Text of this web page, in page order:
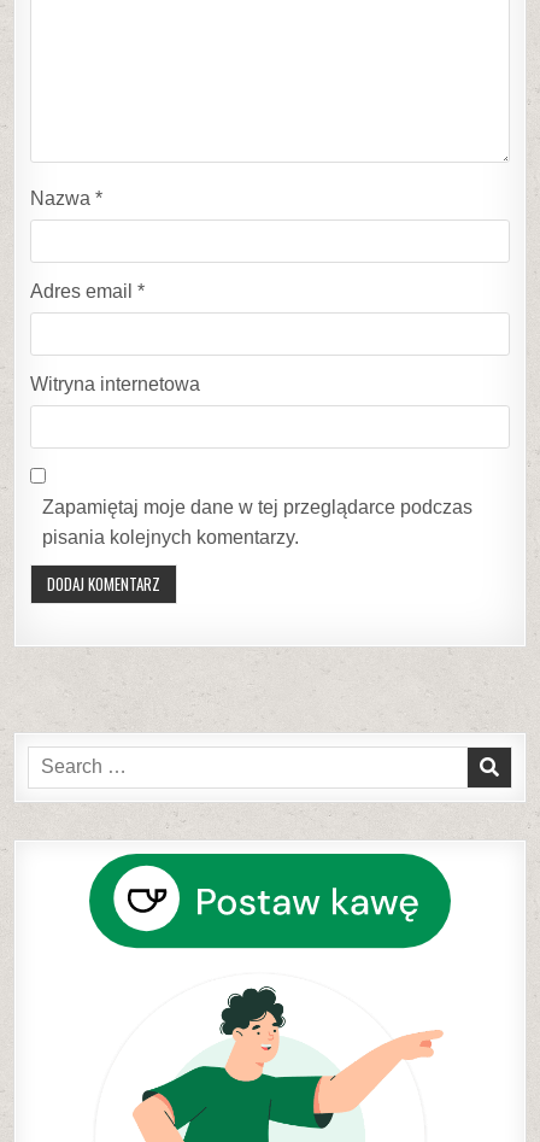
Nazwa*
Adres email*
Witryna internetowa
Zapamiętaj moje dane w tej przeglądarce podczas
pisania kolejnych komentarzy.
Search
for: